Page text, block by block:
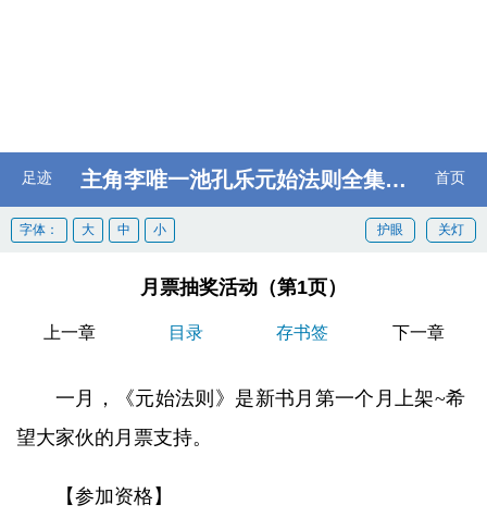
足迹 主角李唯一池孔乐元始法则全集阅读 首页
关灯
护眼
字体： 大 中 小
月票抽奖活动（第1页）
上一章 目录 存书签 下一章
一月，《元始法则》是新书月第一个月上架~希
望大家伙的月票支持。
【参加资格】